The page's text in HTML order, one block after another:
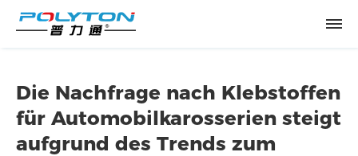
Die Nachfrage nach Klebstoffen
für Automobilkarosserien steigt
aufgrund des Trends zum